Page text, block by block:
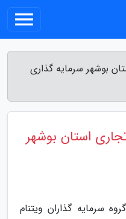
بوشهر سرمایه گذاری
استان بوشهر
سرمایه گذاران ویتنام